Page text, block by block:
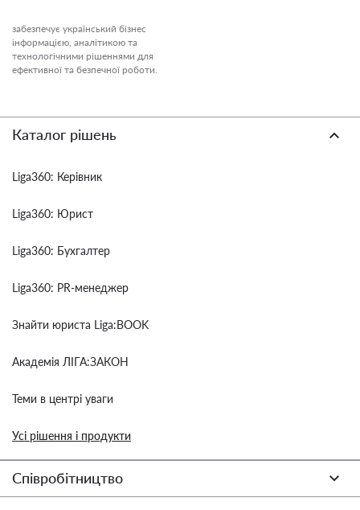
забезпечує український бізнес
інформацією, аналітикою та
технологічними рішеннями для
ефективної та безпечної роботи.
Каталог рішень
Liga360: Керівник
Liga360: Юрист
Liga360: Бухгалтер
Liga360: PR-менеджер
Знайти юриста Liga:BOOK
Академія ЛІГА:ЗАКОН
Теми в центрі уваги
Усі рішення і продукти
Співробітництво